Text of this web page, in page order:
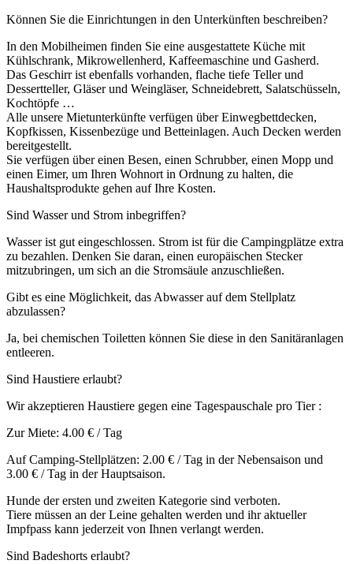
Können Sie die Einrichtungen in den Unterkünften beschreiben?
In den Mobilheimen finden Sie eine ausgestattete Küche mit
Kühlschrank, Mikrowellenherd, Kaffeemaschine und Gasherd.
Das Geschirr ist ebenfalls vorhanden, flache tiefe Teller und
Dessertteller, Gläser und Weingläser, Schneidebrett, Salatschüsseln,
Kochtöpfe …
Alle unsere Mietunterkünfte verfügen über Einwegbettdecken,
Kopfkissen, Kissenbezüge und Betteinlagen. Auch Decken werden
bereitgestellt.
Sie verfügen über einen Besen, einen Schrubber, einen Mopp und
einen Eimer, um Ihren Wohnort in Ordnung zu halten, die
Haushaltsprodukte gehen auf Ihre Kosten.
Sind Wasser und Strom inbegriffen?
Wasser ist gut eingeschlossen. Strom ist für die Campingplätze extra
zu bezahlen. Denken Sie daran, einen europäischen Stecker
mitzubringen, um sich an die Stromsäule anzuschließen.
Gibt es eine Möglichkeit, das Abwasser auf dem Stellplatz
abzulassen?
Ja, bei chemischen Toiletten können Sie diese in den Sanitäranlagen
entleeren.
Sind Haustiere erlaubt?
Wir akzeptieren Haustiere gegen eine Tagespauschale pro Tier :
Zur Miete: 4.00 € / Tag
Auf Camping-Stellplätzen: 2.00 € / Tag in der Nebensaison und
3.00 € / Tag in der Hauptsaison.
Hunde der ersten und zweiten Kategorie sind verboten.
Tiere müssen an der Leine gehalten werden und ihr aktueller
Impfpass kann jederzeit von Ihnen verlangt werden.
Sind Badeshorts erlaubt?